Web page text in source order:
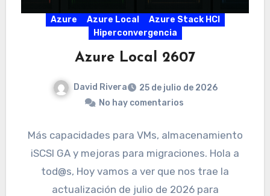
Azure Azure Local
Azure Stack HCI
Hiperconvergencia
Azure Local 2607
David Rivera
25 de julio de 2026
No hay comentarios
Más capacidades para VMs, almacenamiento
iSCSI GA y mejoras para migraciones. Hola a
tod@s, Hoy vamos a ver que nos trae la
actualización de julio de 2026 para